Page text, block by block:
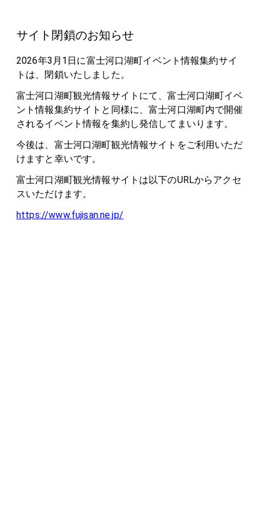
サイト閉鎖のお知らせ
2026年3月1日に富士河口湖町イベント情報集約サイ
トは、閉鎖いたしました。
富士河口湖町観光情報サイトにて、富士河口湖町イベ
ント情報集約サイトと同様に、富士河口湖町内で開催
されるイベント情報を集約し発信してまいります。
今後は、富士河口湖町観光情報サイトをご利用いただ
けますと幸いです。
富士河口湖町観光情報サイトは以下のURLからアクセ
スいただけます。
https://www.fujisan.ne.jp/